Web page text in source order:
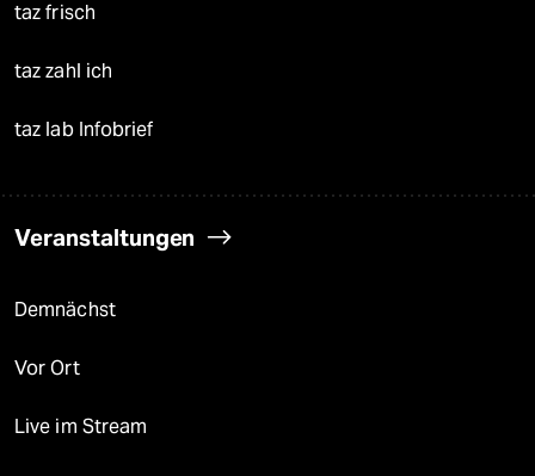
taz frisch
taz zahl ich
taz lab Infobrief
Veranstaltungen
Demnächst
Vor Ort
Live im Stream